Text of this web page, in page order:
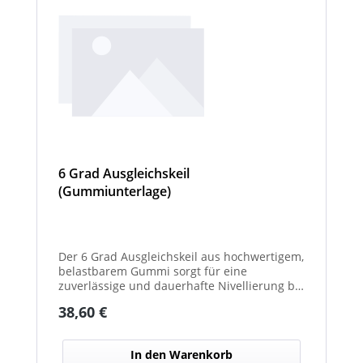
6 Grad Ausgleichskeil
(Gummiunterlage)
Der 6 Grad Ausgleichskeil aus hochwertigem,
belastbarem Gummi sorgt für eine
zuverlässige und dauerhafte Nivellierung bei
seinem festen Neigungswinkel von 6° gleicht
ideal für Maschinen, Möbel, Konstruktionen
oder technische Installationen. Das robuste
Regulärer Preis:
38,60 €
In den Warenkorb